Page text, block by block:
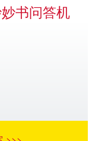
书问答机